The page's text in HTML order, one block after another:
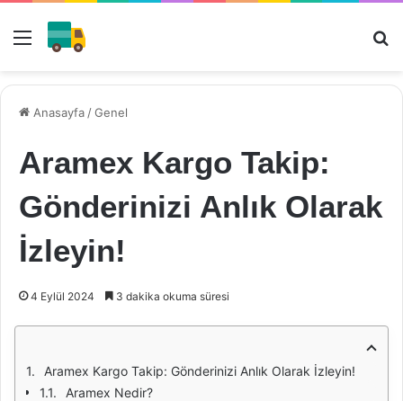
Menü
Anasayfa /Genel
Aramex Kargo Takip:
Gönderinizi Anlık Olarak
İzleyin!
4 Eylül 2024 3 dakika okuma süresi
Aramex Kargo Takip: Gönderinizi Anlık Olarak İzleyin!
Aramex Nedir?